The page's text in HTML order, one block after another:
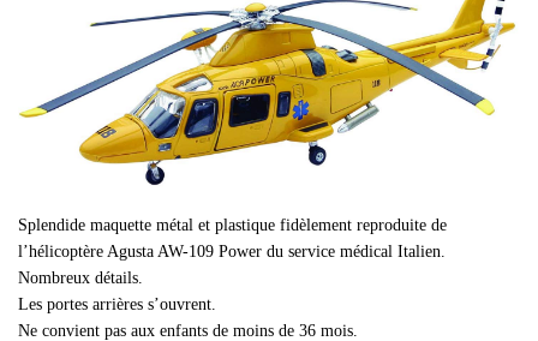
Splendide maquette métal et plastique fidèlement reproduite de
l’hélicoptère Agusta AW-109 Power du service médical Italien.
Nombreux détails.
Les portes arrières s’ouvrent.
Ne convient pas aux enfants de moins de 36 mois.